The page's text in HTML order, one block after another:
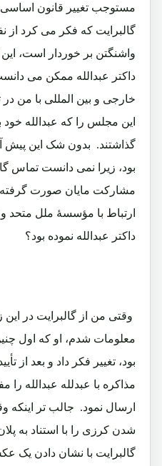
مستوجب تغییر قانون اساسی
گالبرایت که فکر می کرد از
واشنگتن بر خوردار است،
داکتر عبدالله ممکن می
خارجی و بین المللی با من
این مجلس را که عبدالله خود
گذاشتند. بدون شک این پیش
بود، زیرا نمی دانست تماس
مشارکت مایان صورت گرفته
ارتباط با مؤسسۀ ملل متحد و
داکتر عبدالله نموده بود؟
وقتی من از گالبرایت در
معلومات شدم، او که اول
بود، تغییر فکر داد و بعد از
مذاکره با عبدلله عبدالله
ارسال نمود. جالب تر اینکه
شدن کرزی را با استناد به
گالبرایت با نشان دادن یک